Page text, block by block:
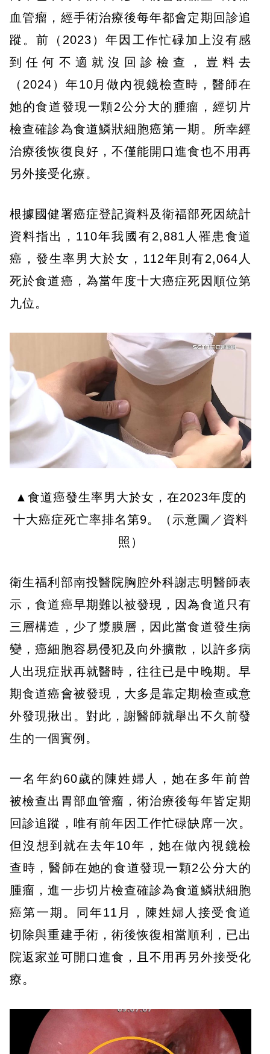
血管瘤，經手術治療後每年都會定期回診追
蹤。前（2023）年因工作忙碌加上沒有感
到任何不適就沒回診檢查，豈料去
（2024）年10月做內視鏡檢查時，醫師在
她的食道發現一顆2公分大的腫瘤，經切片
檢查確診為食道鱗狀細胞癌第一期。所幸經
治療後恢復良好，不僅能開口進食也不用再
另外接受化療。
根據國健署癌症登記資料及衛福部死因統計
資料指出，110年我國有2,881人罹患食道
癌，發生率男大於女，112年則有2,064人
死於食道癌，為當年度十大癌症死因順位第
九位。
▲食道癌發生率男大於女，在2023年度的
十大癌症死亡率排名第9。（示意圖／資料
照）
衛生福利部南投醫院胸腔外科謝志明醫師表
示，食道癌早期難以被發現，因為食道只有
三層構造，少了漿膜層，因此當食道發生病
變，癌細胞容易侵犯及向外擴散，以許多病
人出現症狀再就醫時，往往已是中晚期。早
期食道癌會被發現，大多是靠定期檢查或意
外發現揪出。對此，謝醫師就舉出不久前發
生的一個實例。
一名年約60歲的陳姓婦人，她在多年前曾
被檢查出胃部血管瘤，術治療後每年皆定期
回診追蹤，唯有前年因工作忙碌缺席一次。
但沒想到就在去年10年，她在做內視鏡檢
查時，醫師在她的食道發現一顆2公分大的
腫瘤，進一步切片檢查確診為食道鱗狀細胞
癌第一期。同年11月，陳姓婦人接受食道
切除與重建手術，術後恢復相當順利，已出
院返家並可開口進食，且不用再另外接受化
療。